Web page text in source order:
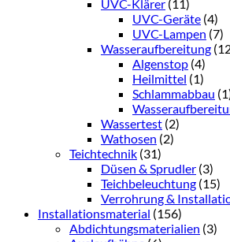
UVC-Klärer (11)
UVC-Geräte (4)
UVC-Lampen (7)
Wasseraufbereitung
Algenstop (4)
Heilmittel (1)
Schlammabbau
Wassertest (2)
Wathosen (2)
Teichtechnik (31)
Düsen & Sprudler (3)
Teichbeleuchtung (15)
Verrohrung &
Installationsmaterial (156)
Abdichtungsmaterialien (3)